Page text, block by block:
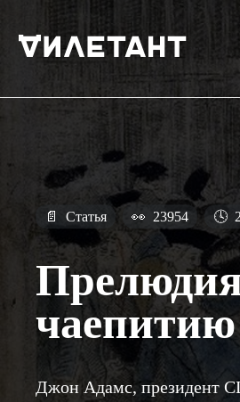
📄 Статья 👀 23954 🕓
чаепитию
Джон Адамс, президент